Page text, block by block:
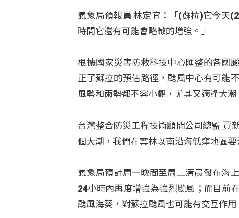
氣象局預報員 林定宜：「(蘇拉)它今天
時間它還有可能會略微的增強。」
根據國家災害防救科技中心匯整的各國
正了蘇拉的預估路徑，颱風中心有可能
風勢和雨勢都不容小覷，尤其又適逢大
台灣整合防災工程技術顧問公司總監 賈
個大潮，我們在雲林以南沿海低窪地區
氣象局預計周一晚間至周二清晨發布海
24小時內再度增強為強烈颱風；而目前
颱風海葵，對蘇拉颱風也可能有交互作用